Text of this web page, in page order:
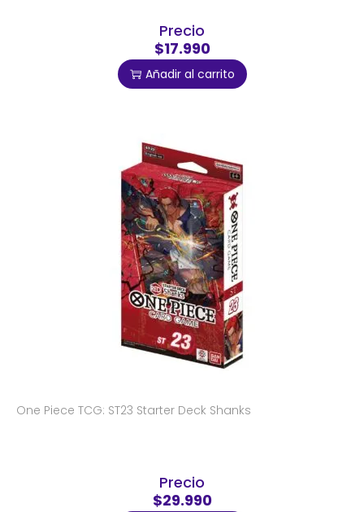
Precio
$17.990
Añadir al carrito
One Piece TCG: ST23 Starter Deck Shanks
Precio
$29.990